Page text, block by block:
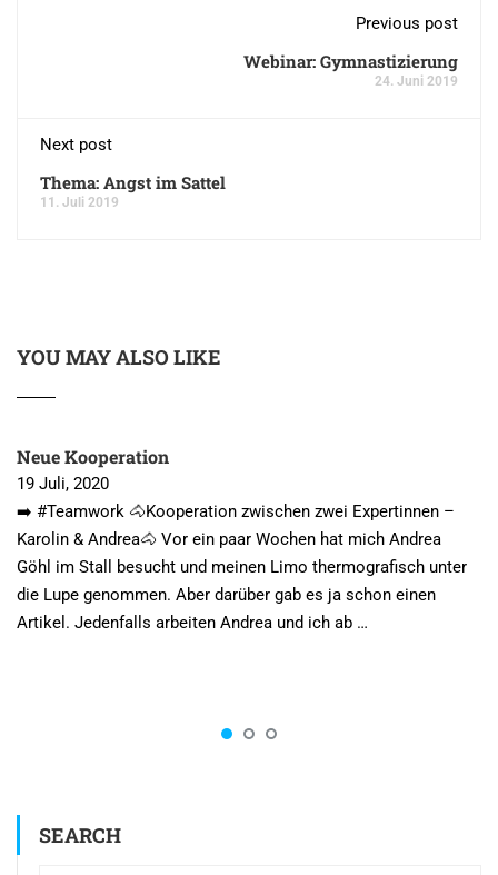
Previous post
Webinar: Gymnastizierung
24. Juni 2019
Next post
Thema: Angst im Sattel
11. Juli 2019
YOU MAY ALSO LIKE
Neue Kooperation
19 Juli, 2020
➡️ #Teamwork 🐴Kooperation zwischen zwei Expertinnen –
Karolin & Andrea🐴 Vor ein paar Wochen hat mich Andrea
Göhl im Stall besucht und meinen Limo thermografisch unter
die Lupe genommen. Aber darüber gab es ja schon einen
Artikel. Jedenfalls arbeiten Andrea und ich ab …
SEARCH